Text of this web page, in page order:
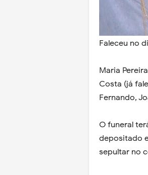
Faleceu no
Maria
Costa (já
Fernando,
O funeral
depositado
sepultar no